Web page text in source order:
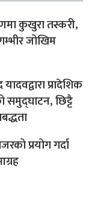
कुखुरा तस्करी,
जोखिम
प्रादेशिक
समुद्घाटन, छिट्टै
प्रयोग गर्दा